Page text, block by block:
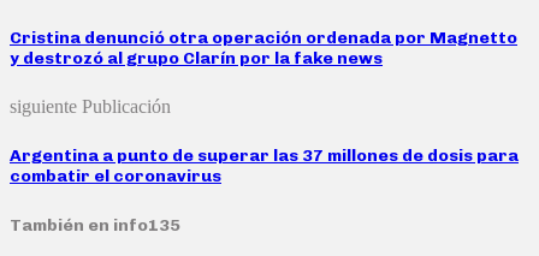
Cristina denunció otra operación ordenada por Magnetto
y destrozó al grupo Clarín por la fake news
siguiente Publicación
Argentina a punto de superar las 37 millones de dosis para
combatir el coronavirus
También en info135